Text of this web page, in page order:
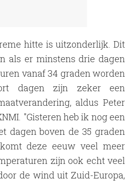
hitte is uitzonderlijk. Dit
als er minstens drie dagen
vanaf 34 graden worden
dagen zijn zeker een
aldus Peter
"Gisteren heb ik nog een
dagen boven de 35 graden
deze eeuw veel meer
zijn ook echt veel
de wind uit Zuid-Europa,